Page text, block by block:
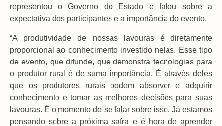
representou o Governo do Estado e falou sobre a
expectativa dos participantes e a importância do evento.
“A produtividade de nossas lavouras é diretamente
proporcional ao conhecimento investido nelas. Esse tipo
de evento, que difunde, que demonstra tecnologias para
o produtor rural é de suma importância. É através deles
que os produtores rurais podem absorver e adquirir
conhecimento e tomar as melhores decisões para suas
lavouras. É o momento de se falar sobre isso. Já estamos
pensando sobre a próxima safra e é hora de aprender